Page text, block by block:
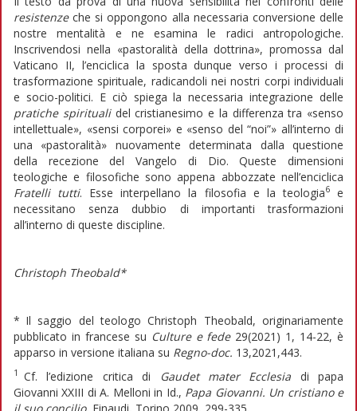
resistenzeche si oppongono alla necessaria conversione delle
nostre mentalità e ne esamina le radici antropologiche.
Inscrivendosi nella «pastoralità della dottrina», promossa dal
Vaticano II, l’enciclica la sposta dunque verso i processi di
trasformazione spirituale, radicandoli nei nostri corpi individuali
e socio-politici. E ciò spiega la necessaria integrazione delle
pratiche spiritualidel cristianesimo e la differenza tra «senso
intellettuale», «sensi corporei» e «senso del “noi”» all’interno di
una «pastoralità» nuovamente determinata dalla questione
della recezione del Vangelo di Dio. Queste dimensioni
teologiche e filosofiche sono appena abbozzate nell’enciclica
Fratelli tutti. Esse interpellano la filosofia e la teologia6e
necessitano senza dubbio di importanti trasformazioni
all’interno di queste discipline.
Christoph Theobald*
* Il saggio del teologo Christoph Theobald, originariamente
pubblicato in francese su Culture e fede 29(2021) 1, 14-22, è
apparso in versione italiana su Regno-doc. 13,2021,443.
1 Cf. l’edizione critica di Gaudet mater Ecclesia di papa
Giovanni XXIII di A. Melloni in Id., Papa Giovanni. Un cristiano e
il suo concilio, Einaudi, Torino 2009, 299-335.